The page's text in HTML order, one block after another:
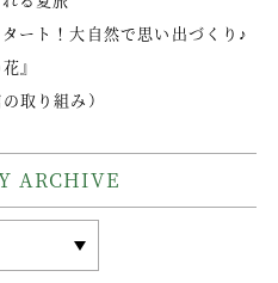
ート！大自然で思い出づくり♪
』
取り組み）
ARCHIVE